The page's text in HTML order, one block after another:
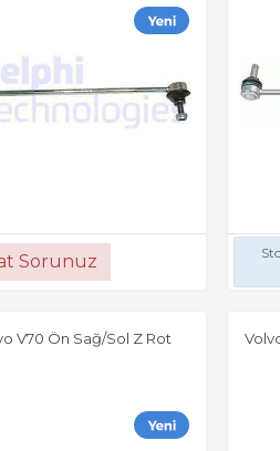
Sorunuz
V70 Ön Sağ/Sol Z Rot